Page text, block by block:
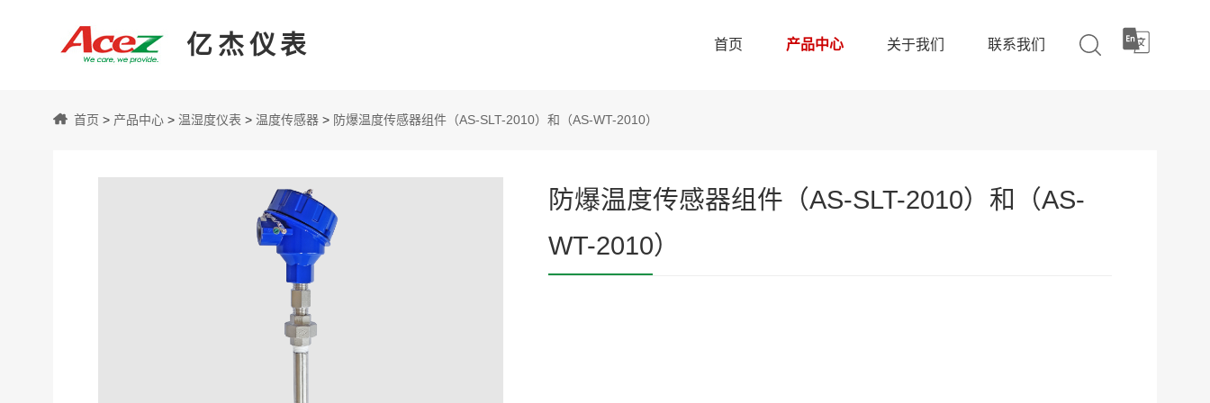
亿杰仪表
仪
首页 产品中心 关于我们 联系我们
首页 > 产品中心 > 温湿度仪表 > 温度传感器 > 防爆温度传感器组件（AS-SLT-2010）和（AS-WT-2010）
防爆温度传感器组件（AS-SLT-2010）和（AS-
WT-2010）